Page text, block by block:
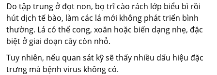
Do tập trung ở đọt non, bọ trĩ cào rách lớp biểu bì rồi
hút dịch tế bào, làm các lá mới không phát triển bình
thường. Lá có thể cong, xoăn hoặc biến dạng nhẹ, đặc
biệt ở giai đoạn cây còn nhỏ.
Tuy nhiên, nếu quan sát kỹ sẽ thấy nhiều dấu hiệu đặc
trưng mà bệnh virus không có.